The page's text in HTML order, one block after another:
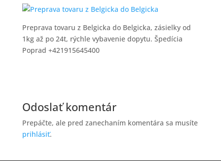
Preprava tovaru z Belgicka do Belgicka, zásielky od
1kg až po 24t, rýchle vybavenie dopytu. Špedícia
Poprad +421915645400
Odoslať komentár
Prepáčte, ale pred zanechaním komentára sa musíte
prihlásiť.